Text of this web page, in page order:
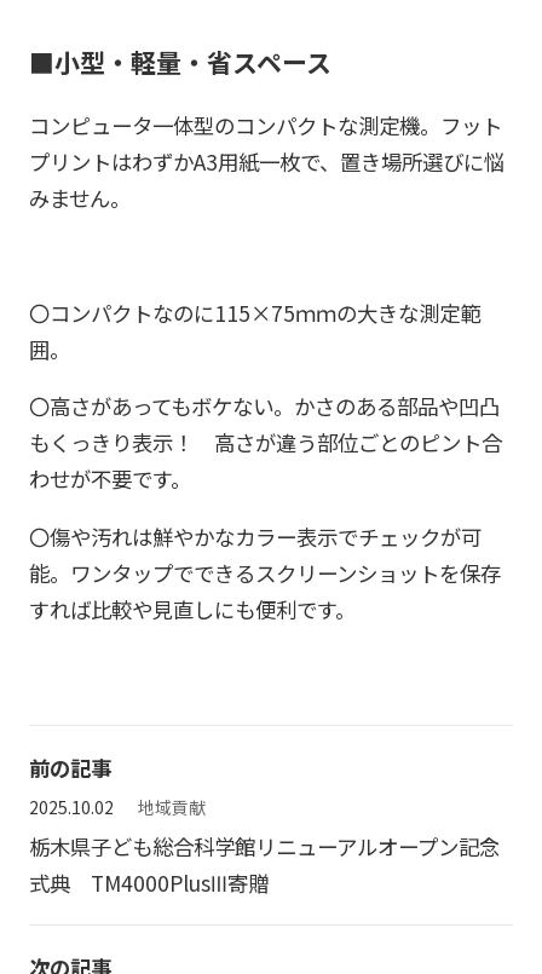
■小型・軽量・省スペース
コンピュータ一体型のコンパクトな測定機。フット
プリントはわずかA3用紙一枚で、置き場所選びに悩
みません。
〇コンパクトなのに115×75ｍｍの大きな測定範
囲。
〇高さがあってもボケない。かさのある部品や凹凸
もくっきり表示！ 高さが違う部位ごとのピント合
わせが不要です。
〇傷や汚れは鮮やかなカラー表示でチェックが可
能。ワンタップでできるスクリーンショットを保存
すれば比較や見直しにも便利です。
前の記事
2025.10.02 地域貢献
栃木県子ども総合科学館リニューアルオープン記念
式典 TM4000PlusⅢ寄贈
次の記事